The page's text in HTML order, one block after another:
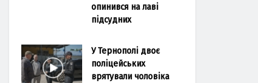
опинився на лаві
підсудних
У Тернополі двоє
поліцейських
врятували чоловіка